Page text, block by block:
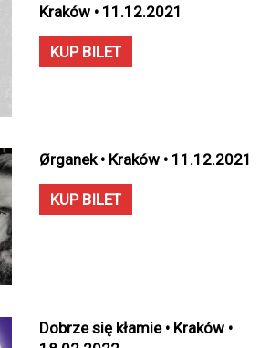
Kraków • 11.12.2021
KUP BILET
Ørganek • Kraków • 11.12.2021
KUP BILET
Dobrze się kłamie • Kraków •